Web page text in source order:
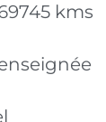
kms